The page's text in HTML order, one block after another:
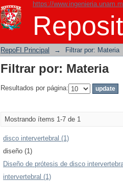
https://
Filtrar por: Materia
RepoFI Principal → Filtrar por: Materia
Filtrar por: Materia
Resultados por página:
Mostrando ítems 1-7 de 1
disco intervertebral (1)
diseño (1)
Diseño de prótesis de disco
intervertebral (1)